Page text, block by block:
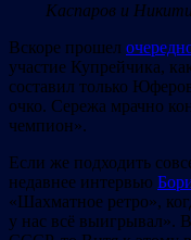
Каспаров и
Вскоре прошел
участие Купрейчика,
составил только
очко. Сережа мрачно
чемпион».
Если же подходить
недавнее интервью
«Шахматное ретро»,
у нас всё выигрывал».